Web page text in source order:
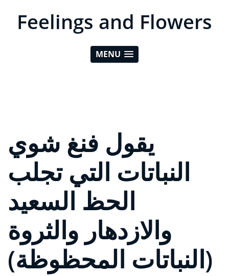
Feelings and Flowers
MENU
يقول فنغ شوي
النباتات التي تجلب
الحظ السعيد
والازدهار والثروة
(النباتات المحظوظة)